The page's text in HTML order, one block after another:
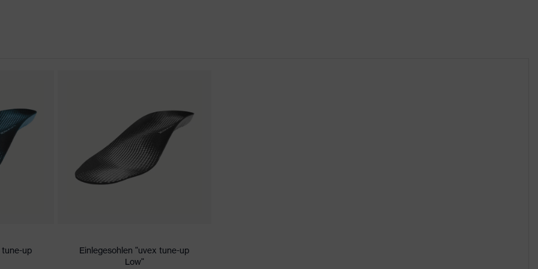
Aufladung (ESD) mit einem Ableitwiderstand kleiner 100
uvex xenova®-System
tune-up
Einlegesohlen "uvex tune-up
Low"